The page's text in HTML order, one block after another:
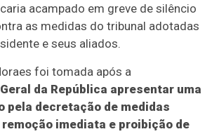
acampado em greve de silêncio
as medidas do tribunal adotadas
e seus aliados.
foi tomada após a
da República apresentar uma
pela decretação de medidas
imediata e proibição de